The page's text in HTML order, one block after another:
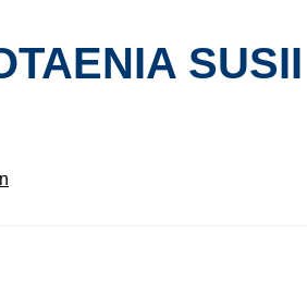
SUSII